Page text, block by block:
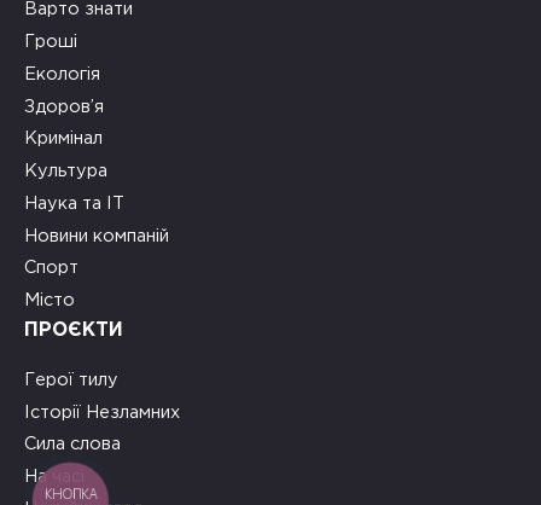
Варто знати
Гроші
Екологія
Здоров’я
Кримінал
Культура
Наука та ІТ
Новини компаній
Спорт
Місто
ПРОЄКТИ
Герої тилу
Історії Незламних
Сила слова
На часі
КНОПКА